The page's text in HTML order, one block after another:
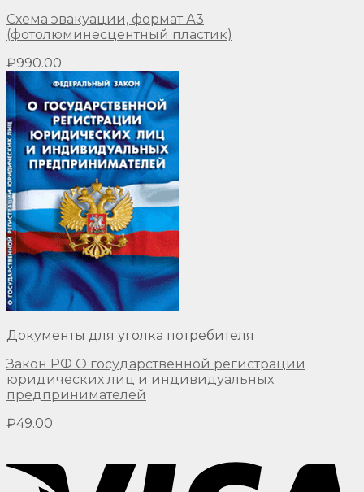
Схема эвакуации, формат А3
(фотолюминесцентный пластик)
₽990.00
Документы для уголка потребителя
Закон РФ О государственной регистрации
юридических лиц и индивидуальных
предпринимателей
₽49.00